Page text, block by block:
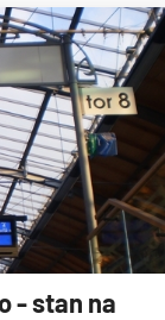
- stan na